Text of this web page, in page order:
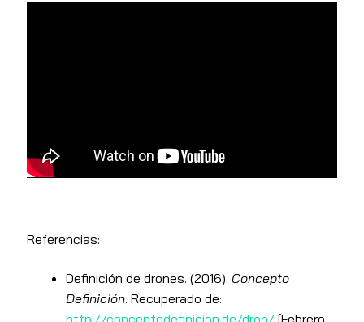
Referencias:
Definición de drones. (2016). Concepto
Definición. Recuperado de: